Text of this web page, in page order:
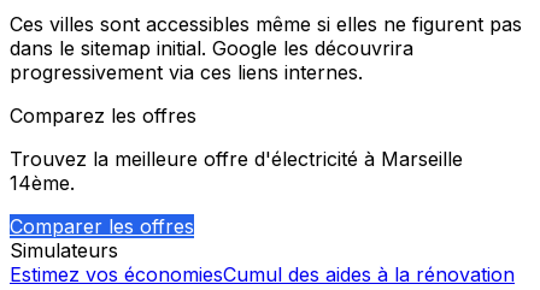
Ces villes sont accessibles même si elles ne figurent pas
dans le sitemap initial. Google les découvrira
progressivement via ces liens internes.
Comparez les offres
Trouvez la meilleure offre d'électricité à Marseille
14ème.
Comparer les offres
Simulateurs
Estimez vos économiesCumul des aides à la rénovation